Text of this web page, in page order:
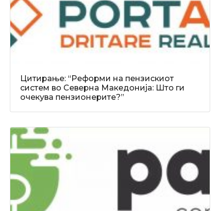
Цитирање: “Реформи на пензискиот
систем во Северна Македонија: Што ги
очекува пензионерите?”